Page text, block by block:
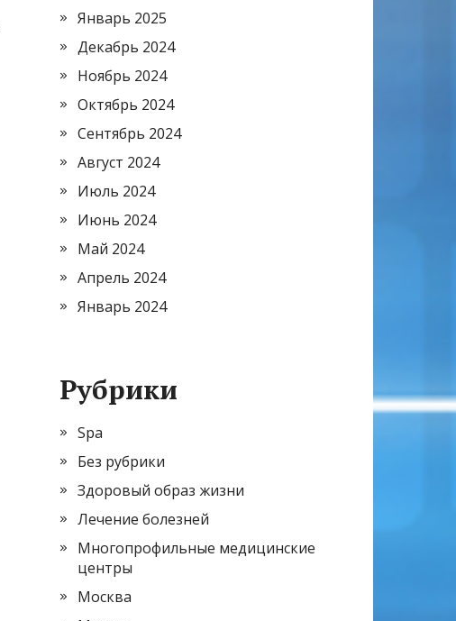
Январь 2025
Декабрь 2024
Ноябрь 2024
Октябрь 2024
Сентябрь 2024
Август 2024
Июль 2024
Июнь 2024
Май 2024
Апрель 2024
Январь 2024
Рубрики
Spa
Без рубрики
Здоровый образ жизни
Лечение болезней
Многопрофильные медицинские
центры
Москва